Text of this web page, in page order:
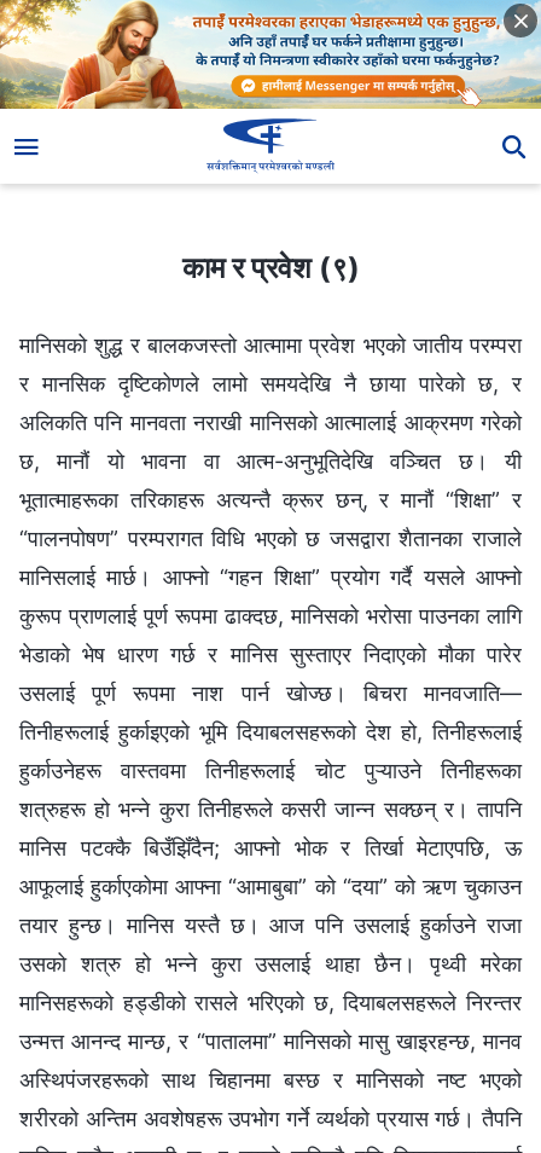
काम र प्रवेश (९)
मानिसको शुद्ध र बालकजस्तो आत्मामा प्रवेश भएको जातीय परम्परा
र मानसिक दृष्टिकोणले लामो समयदेखि नै छाया पारेको छ, र
अलिकति पनि मानवता नराखी मानिसको आत्मालाई आक्रमण गरेको
छ, मानौं यो भावना वा आत्म-अनुभूतिदेखि वञ्चित छ। यी
भूतात्माहरूका तरिकाहरू अत्यन्तै क्रूर छन्, र मानौं “शिक्षा” र
“पालनपोषण” परम्परागत विधि भएको छ जसद्वारा शैतानका राजाले
मानिसलाई मार्छ। आफ्नो “गहन शिक्षा” प्रयोग गर्दै यसले आफ्नो
कुरूप प्राणलाई पूर्ण रूपमा ढाक्दछ, मानिसको भरोसा पाउनका लागि
भेडाको भेष धारण गर्छ र मानिस सुस्ताएर निदाएको मौका पारेर
उसलाई पूर्ण रूपमा नाश पार्न खोज्छ। बिचरा मानवजाति—
तिनीहरूलाई हुर्काइएको भूमि दियाबलसहरूको देश हो, तिनीहरूलाई
हुर्काउनेहरू वास्तवमा तिनीहरूलाई चोट पुऱ्याउने तिनीहरूका
शत्रुहरू हो भन्‍ने कुरा तिनीहरूले कसरी जान्‍न सक्छन् र। तापनि
मानिस पटक्‍कै बिउँझिँदैन; आफ्नो भोक र तिर्खा मेटाएपछि, ऊ
आफूलाई हुर्काएकोमा आफ्ना “आमाबुबा” को “दया” को ऋण चुकाउन
तयार हुन्छ। मानिस यस्तै छ। आज पनि उसलाई हुर्काउने राजा
उसको शत्रु हो भन्‍ने कुरा उसलाई थाहा छैन। पृथ्वी मरेका
मानिसहरूको हड्डीको रासले भरिएको छ, दियाबलसहरूले निरन्तर
उन्मत्त आनन्द मान्छ, र “पातालमा” मानिसको मासु खाइरहन्छ, मानव
अस्थिपंजरहरूको साथ चिहानमा बस्छ र मानिसको नष्ट भएको
शरीरको अन्तिम अवशेषहरू उपभोग गर्ने व्यर्थको प्रयास गर्छ। तैपनि